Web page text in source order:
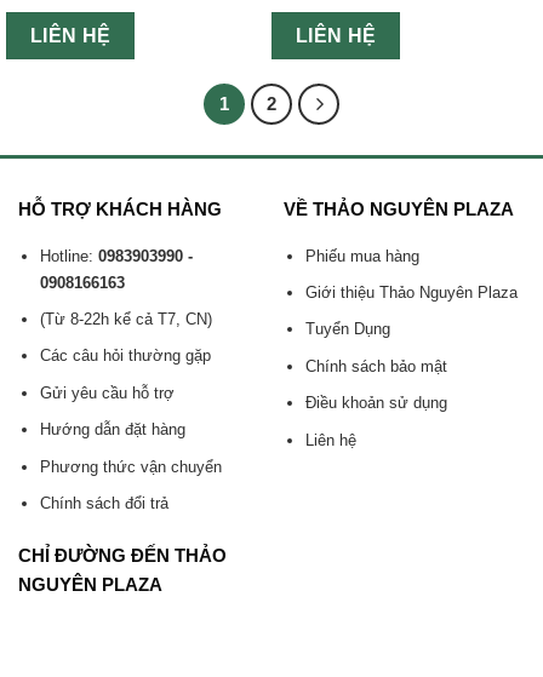
LIÊN HỆ LIÊN HỆ
1 2
HỖ TRỢ KHÁCH HÀNG
Hotline: 0983903990 -
0908166163
(Từ 8-22h kể cả T7, CN)
Các câu hỏi thường gặp
Gửi yêu cầu hỗ trợ
Hướng dẫn đặt hàng
Phương thức vận chuyển
Chính sách đổi trả
VỀ THẢO NGUYÊN PLAZA
Phiếu mua hàng
Giới thiệu Thảo Nguyên Plaza
Tuyển Dụng
Chính sách bảo mật
Điều khoản sử dụng
Liên hệ
CHỈ ĐƯỜNG ĐẾN THẢO
NGUYÊN PLAZA